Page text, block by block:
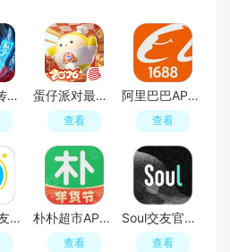
凡人修仙传人界篇手游2026最新版 蛋仔派对最新版
查看
阿里巴巴APP2026官方版
查看
进圈cp交友软件手机版 朴朴超市APP最新版本
查看
Soul交友官方APP最新版
查看